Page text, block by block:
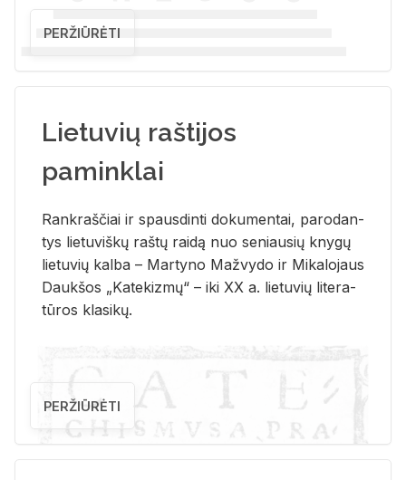
PERŽIŪRĖTI
Lietuvių raštijos
paminklai
Rank­raš­čiai ir spaus­din­ti do­ku­men­tai, pa­ro­dan­
tys lie­tu­viš­kų raš­tų rai­dą nuo se­niau­sių kny­gų
lie­tu­vių kal­ba – Mar­ty­no Ma­žvy­do ir Mi­ka­lo­jaus
Dauk­šos „Ka­te­kiz­mų“ – iki XX a. lie­tu­vių li­te­ra­
tū­ros kla­si­kų.
PERŽIŪRĖTI